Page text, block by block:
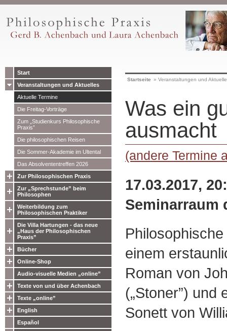
Start
Veranstaltungen und Aktuelles
Aktuelle Termine
Die Freitag-Vorträge
Zum „Studienkurs Philosophische
Praxis”
Die philosophischen Reisen
Die Sommer-Akademie im Ultental
Das Absolvententreffen 2026
Zur Philosophischen Praxis
Zur „Sprechstunde” beim
Philosophen
Weiterbildung zum
Philosophischen Praktiker
Die Villa Hartungen - das neue
„Haus der Philosophischen
Praxis”
Bücher
Online-Shop
Audio-visuelle Medien „online”
Texte von und über Achenbach
Texte „online”
English
Español
Startseite » Veranstaltungen und
Was ein
ausmacht
(andere Termine
17.03.2017,
Seminarraum
einem
Roman von
(„Stoner”) und
Sonett von